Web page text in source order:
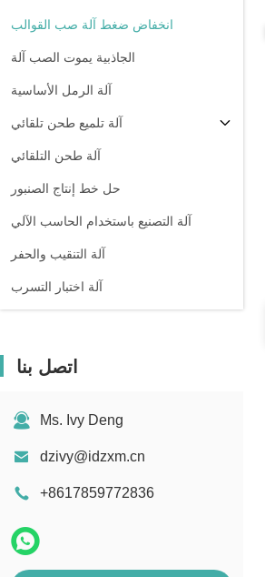
انخفاض ضغط آلة صب القوالب
الجاذبية يموت الصب آلة
آلة الرمل الأساسية
آلة تلميع طحن تلقائي
آلة طحن التلقائي
حل خط إنتاج الصنبور
آلة التصنيع باستخدام الحاسب الآلي
آلة التنقيب والحفر
آلة اختبار التسرب
اتصل بنا
Ms. Ivy Deng
dzivy@idzxm.cn
+8617859772836